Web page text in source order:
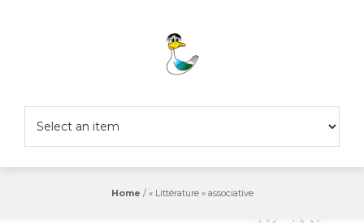
Home / « Littérature » associative